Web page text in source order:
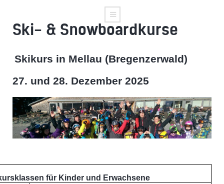
Ski- & Snowboardkurse
Skikurs in Mellau (Bregenzerwald)
27. und 28. Dezember 2025
für Kinder und Erwachsene